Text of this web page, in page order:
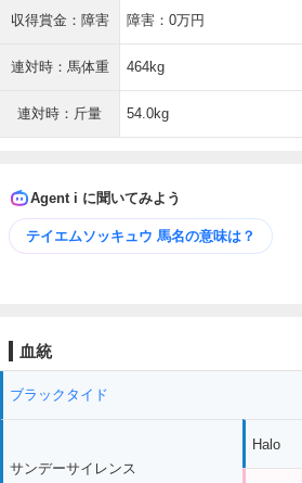
収得賞金：障害 障害：0万円
連対時：馬体重 464kg
連対時：斤量 54.0kg
Agent i に聞いてみよう
テイエムソッキュウ 馬名の意味は？
血統
ブラックタイド
サンデーサイレンス
Halo